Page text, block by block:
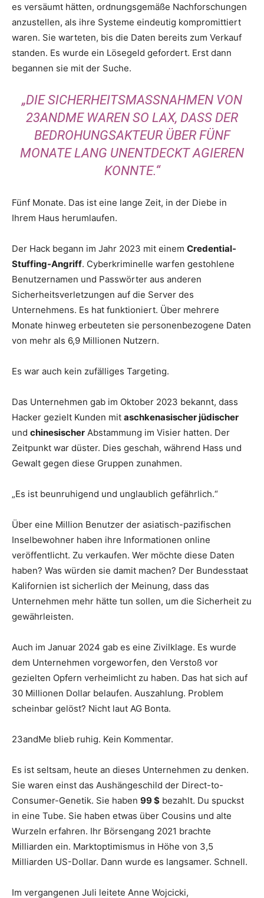
es versäumt hätten, ordnungsgemäße Nachforschungen
anzustellen, als ihre Systeme eindeutig kompromittiert
waren. Sie warteten, bis die Daten bereits zum Verkauf
standen. Es wurde ein Lösegeld gefordert. Erst dann
begannen sie mit der Suche.
„DIE SICHERHEITSMASSNAHMEN VON 2
3ANDME WAREN SO LAX, DASS DER B
EDROHUNGSAKTEUR ÜBER FÜNF M
ONATE LANG UNENTDECKT AGIEREN K
ONNTE.“
Fünf Monate. Das ist eine lange Zeit, in der Diebe in
Ihrem Haus herumlaufen.
Der Hack begann im Jahr 2023 mit einem Credential-
Stuffing-Angriff. Cyberkriminelle warfen gestohlene
Benutzernamen und Passwörter aus anderen
Sicherheitsverletzungen auf die Server des
Unternehmens. Es hat funktioniert. Über mehrere
Monate hinweg erbeuteten sie personenbezogene Daten
von mehr als 6,9 Millionen Nutzern.
Es war auch kein zufälliges Targeting.
Das Unternehmen gab im Oktober 2023 bekannt, dass
Hacker gezielt Kunden mit aschkenasischer jüdischer
und chinesischer Abstammung im Visier hatten. Der
Zeitpunkt war düster. Dies geschah, während Hass und
Gewalt gegen diese Gruppen zunahmen.
„Es ist beunruhigend und unglaublich gefährlich.“
Über eine Million Benutzer der asiatisch-pazifischen
Inselbewohner haben ihre Informationen online
veröffentlicht. Zu verkaufen. Wer möchte diese Daten
haben? Was würden sie damit machen? Der Bundesstaat
Kalifornien ist sicherlich der Meinung, dass das
Unternehmen mehr hätte tun sollen, um die Sicherheit zu
gewährleisten.
Auch im Januar 2024 gab es eine Zivilklage. Es wurde
dem Unternehmen vorgeworfen, den Verstoß vor
gezielten Opfern verheimlicht zu haben. Das hat sich auf
30 Millionen Dollar belaufen. Auszahlung. Problem
scheinbar gelöst? Nicht laut AG Bonta.
23andMe blieb ruhig. Kein Kommentar.
Es ist seltsam, heute an dieses Unternehmen zu denken.
Sie waren einst das Aushängeschild der Direct-to-
Consumer-Genetik. Sie haben 99 $ bezahlt. Du spuckst
in eine Tube. Sie haben etwas über Cousins ​​und alte
Wurzeln erfahren. Ihr Börsengang 2021 brachte
Milliarden ein. Marktoptimismus in Höhe von 3,5
Milliarden US-Dollar. Dann wurde es langsamer. Schnell.
Im vergangenen Juli leitete Anne Wojcicki,